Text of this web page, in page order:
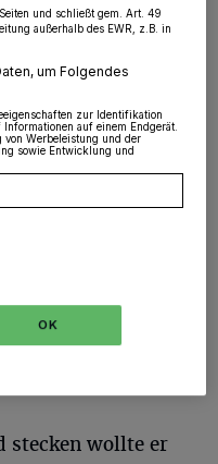
auf das
Künstler um so
eingefahren
Linie vom
Man nahm das
zum Ordnungsamt
hier quasi fast
stecken wollte er
und schließt gem. Art. 49
außerhalb des EWR, z.B. in
um Folgendes
zur Identifikation
auf einem Endgerät.
von Werbeleistung und der
sowie Entwicklung und
OK